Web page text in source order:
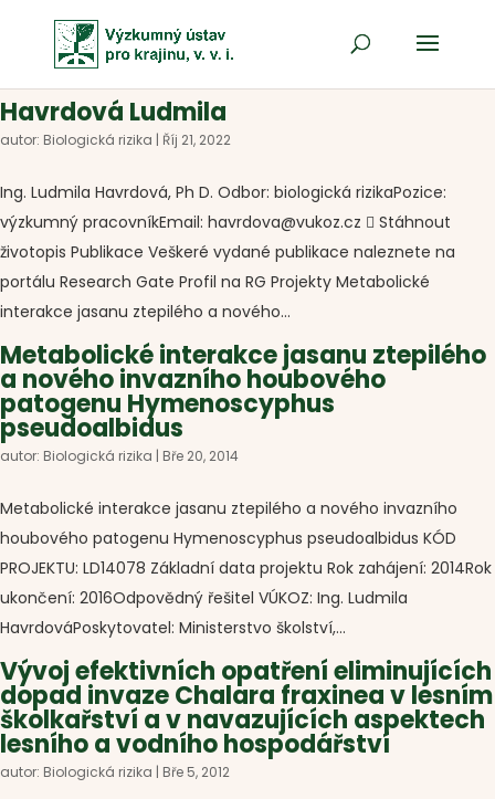
Havrdová Ludmila
autor: Biologická rizika | Říj 21, 2022
Ing. Ludmila Havrdová, Ph D. Odbor: biologická rizikaPozice:
výzkumný pracovníkEmail: havrdova@vukoz.cz  Stáhnout
životopis Publikace Veškeré vydané publikace naleznete na
portálu Research Gate Profil na RG Projekty Metabolické
interakce jasanu ztepilého a nového...
Metabolické interakce jasanu ztepilého
a nového invazního houbového
patogenu Hymenoscyphus
pseudoalbidus
autor: Biologická rizika | Bře 20, 2014
Metabolické interakce jasanu ztepilého a nového invazního
houbového patogenu Hymenoscyphus pseudoalbidus KÓD
PROJEKTU: LD14078 Základní data projektu Rok zahájení: 2014Rok
ukončení: 2016Odpovědný řešitel VÚKOZ: Ing. Ludmila
HavrdováPoskytovatel: Ministerstvo školství,...
Vývoj efektivních opatření eliminujících
dopad invaze Chalara fraxinea v lesním
školkařství a v navazujících aspektech
lesního a vodního hospodářství
autor: Biologická rizika | Bře 5, 2012